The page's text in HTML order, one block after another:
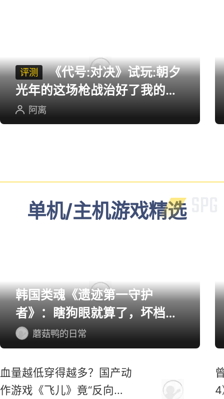
评测
《代号:对决》试玩:朝夕
光年的这场枪战治好了我的低
血压
阿离
单机/主机游戏精选
韩国类魂《遗迹第一守护
者》：瞎狗眼就算了，坏档算
怎么个事！
蘑菇鸭的日常
血量越低穿得越多？国产动
作游戏《飞儿》竟“反向爆
4